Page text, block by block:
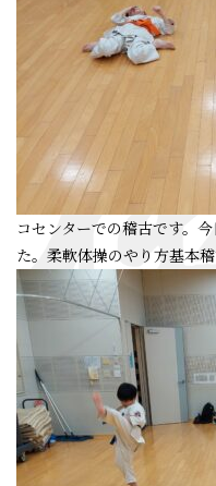
コセンターでの稽古です。
た。柔軟体操のやり方基本